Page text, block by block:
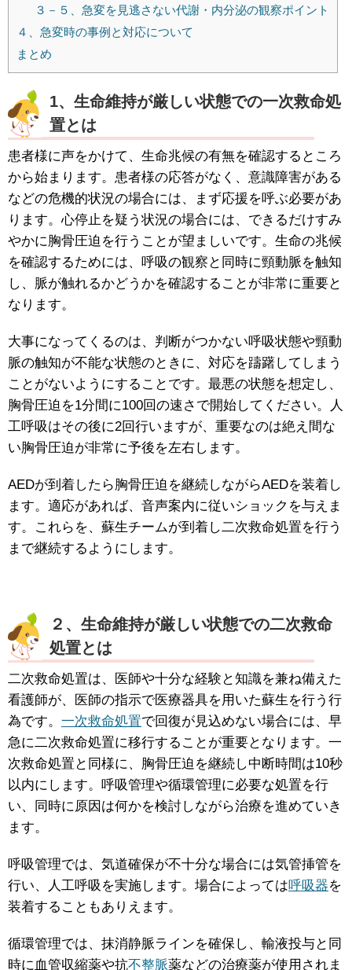
３－５、急変を見逃さない代謝・内分泌の観察ポイント
４、急変時の事例と対応について
まとめ
1、生命維持が厳しい状態での一次救命処
置とは
患者様に声をかけて、生命兆候の有無を確認するところ
から始まります。患者様の応答がなく、意識障害がある
などの危機的状況の場合には、まず応援を呼ぶ必要があ
ります。心停止を疑う状況の場合には、できるだけすみ
やかに胸骨圧迫を行うことが望ましいです。生命の兆候
を確認するためには、呼吸の観察と同時に頸動脈を触知
し、脈が触れるかどうかを確認することが非常に重要と
なります。
大事になってくるのは、判断がつかない呼吸状態や頸動
脈の触知が不能な状態のときに、対応を躊躇してしまう
ことがないようにすることです。最悪の状態を想定し、
胸骨圧迫を1分間に100回の速さで開始してください。人
工呼吸はその後に2回行いますが、重要なのは絶え間な
い胸骨圧迫が非常に予後を左右します。
AEDが到着したら胸骨圧迫を継続しながらAEDを装着し
ます。適応があれば、音声案内に従いショックを与えま
す。これらを、蘇生チームが到着し二次救命処置を行う
まで継続するようにします。
２、生命維持が厳しい状態での二次救命
処置とは
二次救命処置は、医師や十分な経験と知識を兼ね備えた
看護師が、医師の指示で医療器具を用いた蘇生を行う行
為です。 一次救命処置で回復が見込めない場合には、早
急に二次救命処置に移行することが重要となります。一
次救命処置と同様に、胸骨圧迫を継続し中断時間は10秒
以内にします。呼吸管理や循環管理に必要な処置を行
い、同時に原因は何かを検討しながら治療を進めていき
ます。
呼吸管理では、気道確保が不十分な場合には気管挿管を
行い、人工呼吸を実施します。場合によっては呼吸器を
装着することもありえます。
循環管理では、抹消静脈ラインを確保し、輸液投与と同
時に血管収縮薬や抗不整脈薬などの治療薬が使用されま